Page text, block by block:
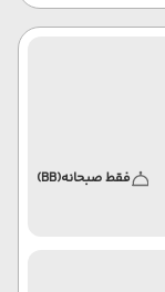
فقط صبحانه(BB)